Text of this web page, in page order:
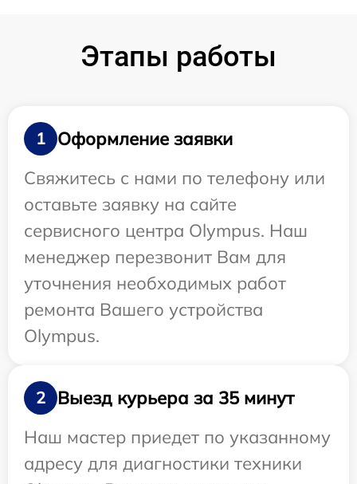
Этапы работы
1
Оформление заявки
Свяжитесь с нами по телефону или
оставьте заявку на сайте
сервисного центра Olympus. Наш
менеджер перезвонит Вам для
уточнения необходимых работ
ремонта Вашего устройства
Olympus.
2
Выезд курьера за 35 минут
Наш мастер приедет по указанному
адресу для диагностики техники